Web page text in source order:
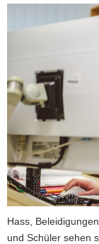
a
v
i
t
i
o
n
Hass,
und Schüler sehen